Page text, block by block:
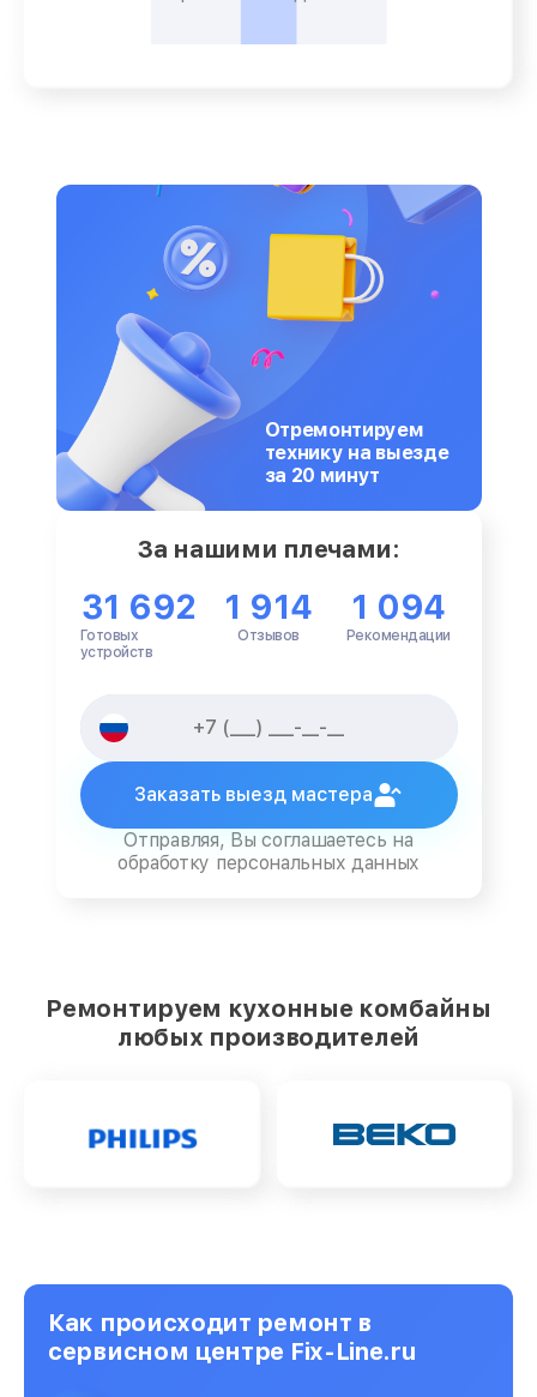
Отремонтируем
технику на выезде
за 20 минут
За нашими плечами:
31 692
Готовых
устройств
1 914
Отзывов
1 094
Рекомендации
Заказать выезд мастера
Отправляя, Вы соглашаетесь на
обработку персональных данных
Ремонтируем кухонные комбайны
любых производителей
Как происходит ремонт в
сервисном центре Fix-Line.ru